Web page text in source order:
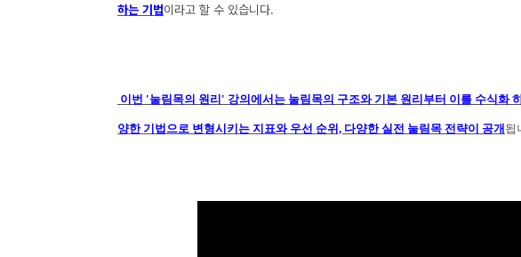
하는 기법이라고 할 수 있습니다.
이번 '눌림목의 원리' 강의에서는 눌림목의 구조와 기본 원리부터 이를 수식화
양한 기법으로 변형시키는 지표와 우선 순위, 다양한 실전 눌림목 전략이 공개 됩